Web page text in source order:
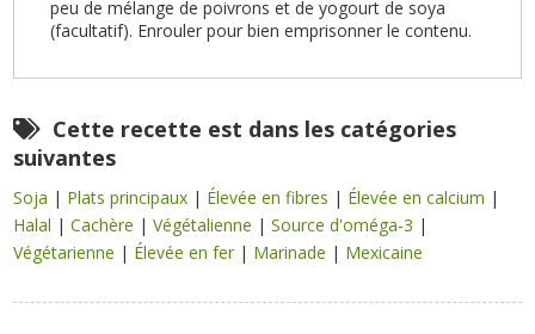
peu de mélange de poivrons et de yogourt de soya
(facultatif). Enrouler pour bien emprisonner le contenu.
Cette recette est dans les catégories
suivantes
Soja | Plats principaux | Élevée en fibres | Élevée en calcium |
Halal |Cachère |Végétalienne |Source d'oméga-3 |
Végétarienne | Élevée en fer | Marinade | Mexicaine